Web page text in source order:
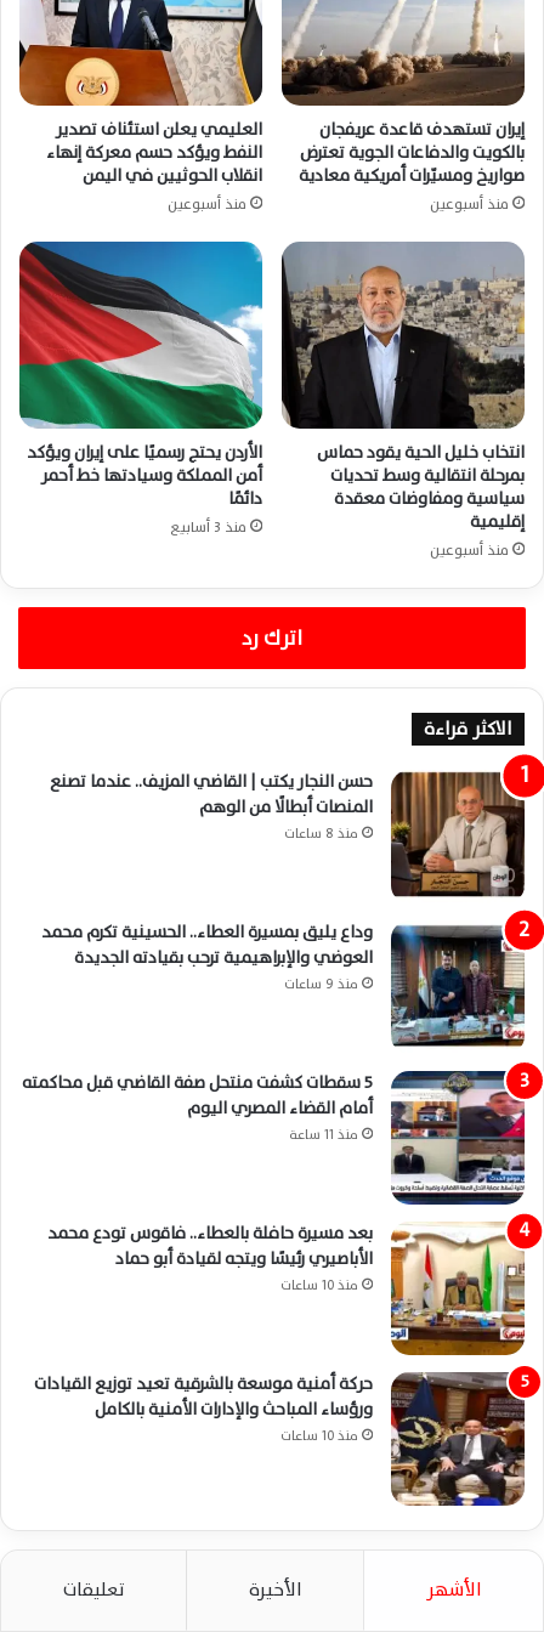
إيران تستهدف قاعدة عريفجان
بالكويت والدفاعات الجوية تعترض
صواريخ ومسيّرات أمريكية معادية
منذ أسبوعين
العليمي يعلن استئناف تصدير
النفط ويؤكد حسم معركة إنهاء
انقلاب الحوثيين في اليمن
منذ أسبوعين
انتخاب خليل الحية يقود حماس
بمرحلة انتقالية وسط تحديات
سياسية ومفاوضات معقدة
إقليمية
منذ أسبوعين
الأردن يحتج رسميًا على إيران ويؤكد
أمن المملكة وسيادتها خط أحمر
دائمًا
منذ 3 أسابيع
اترك رد
الاكثر قراءة
حسن النجار يكتب | القاضي المزيف.. عندما تصنع
المنصات أبطالًا من الوهم
منذ 8 ساعات
وداع يليق بمسيرة العطاء.. الحسينية تكرم محمد
العوضي والإبراهيمية ترحب بقيادته الجديدة
منذ 9 ساعات
5 سقطات كشفت منتحل صفة القاضي قبل محاكمته
أمام القضاء المصري اليوم
منذ 11 ساعة
بعد مسيرة حافلة بالعطاء.. فاقوس تودع محمد
الأباصيري رئيسًا ويتجه لقيادة أبو حماد
منذ 10 ساعات
حركة أمنية موسعة بالشرقية تعيد توزيع القيادات
ورؤساء المباحث والإدارات الأمنية بالكامل
منذ 10 ساعات
الأشهر الأخيرة تعليقات